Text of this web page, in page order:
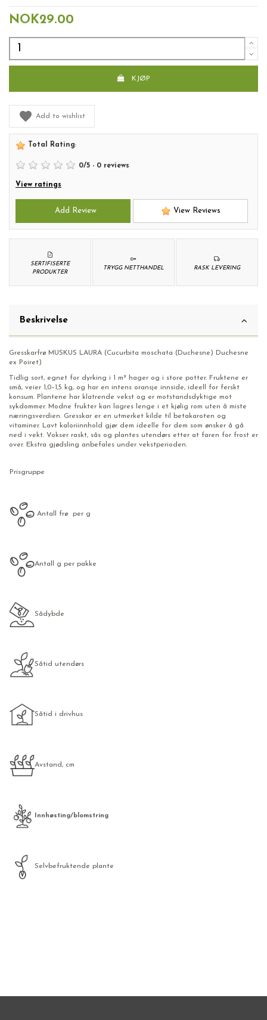
NOK29.00
KJØP
Add to wishlist
Total Rating:
0/5 - 0 reviews
View ratings
Add Review View Reviews
RASK LEVERING
TRYGG NETTHANDEL
SERTIFISERTE
PRODUKTER
Beskrivelse
Gresskarfrø MUSKUS LAURA (Cucurbita moschata (Duchesne) Duchesne
ex Poiret)
Tidlig sort, egnet for dyrking i 1 m² hager og i store potter. Fruktene er
små, veier 1,0–1,5 kg, og har en intens oransje innside, ideell for ferskt
konsum. Plantene har klatrende vekst og er motstandsdyktige mot
sykdommer. Modne frukter kan lagres lenge i et kjølig rom uten å miste
næringsverdien. Gresskar er en utmerket kilde til betakaroten og
vitaminer. Lavt kaloriinnhold gjør dem ideelle for dem som ønsker å gå
ned i vekt. Vokser raskt, sås og plantes utendørs etter at faren for frost er
over. Ekstra gjødsling anbefales under vekstperioden.
Prisgruppe
Antall frø per g
Antall g per pakke
Sådybde
Såtid utendørs
Såtid i drivhus
Avstand, cm
Innhøsting/blomstring
Selvbefruktende plante